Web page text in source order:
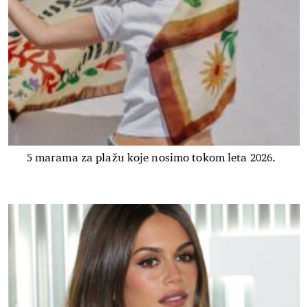
5 marama za plažu koje nosimo tokom leta 2026.